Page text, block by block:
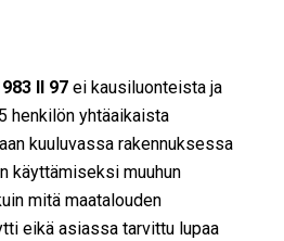
II 97ei kausiluonteista ja
henkilön yhtäaikaista
kuuluvassa rakennuksessa
käyttämiseksi muuhun
mitä maatalouden
eikä asiassa tarvittu lupaa